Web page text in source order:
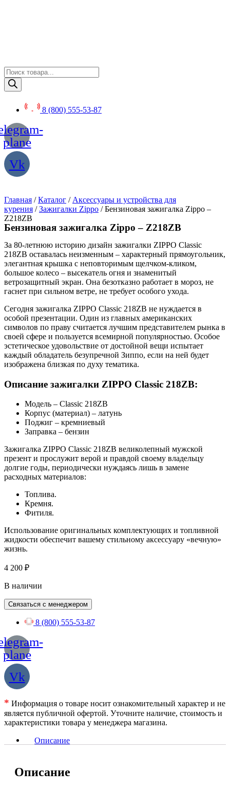
Поиск
товаров
8 (800) 555-53-87
plane
Vk
Главная /Каталог / Аксессуары и устройства для
курения /Зажигалки Zippo / Бензиновая зажигалка Zippo –
Z218ZB
Бензиновая зажигалка Zippo – Z218ZB
За 80-летнюю историю дизайн зажигалки ZIPPO Classic
218ZB оставалась неизменным – характерный прямоугольник,
элегантная крышка с неповторимым щелчком-кликом,
большое колесо – высекатель огня и знаменитый
ветрозащитный экран. Она безотказно работает в мороз, не
гаснет при сильном ветре, не требует особого ухода.
Сегодня зажигалка ZIPPO Classic 218ZB не нуждается в
особой презентации. Один из главных американских
символов по праву считается лучшим представителем рынка в
своей сфере и пользуется всемирной популярностью. Особое
эстетическое удовольствие от достойной вещи испытает
каждый обладатель безупречной Зиппо, если на ней будет
изображена близкая по духу тематика.
Описание зажигалки ZIPPO Classic 218ZB:
Модель – Classic 218ZB
Корпус (материал) – латунь
Поджиг – кремниевый
Заправка – бензин
Зажигалка ZIPPO Classic 218ZB великолепный мужской
презент и прослужит верой и правдой своему владельцу
долгие годы, периодически нуждаясь лишь в замене
расходных материалов:
Топлива.
Кремня.
Фитиля.
Использование оригинальных комплектующих и топливной
жидкости обеспечит вашему стильному аксессуару «вечную»
жизнь.
4 200 ₽
В наличии
Связаться с менеджером
8 (800) 555-53-87
plane
Vk
* Информация о товаре носит ознакомительный характер и не
является публичной офертой. Уточните наличие, стоимость и
характеристики товара у менеджера магазина.
Описание
Описание